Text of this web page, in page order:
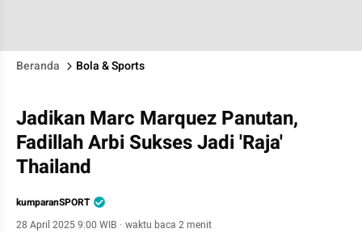
Beranda Bola & Sports
Jadikan Marc Marquez Panutan,
Fadillah Arbi Sukses Jadi 'Raja'
Thailand
kumparanSPORT
28 April 2025 9:00 WIB · waktu baca 2 menit